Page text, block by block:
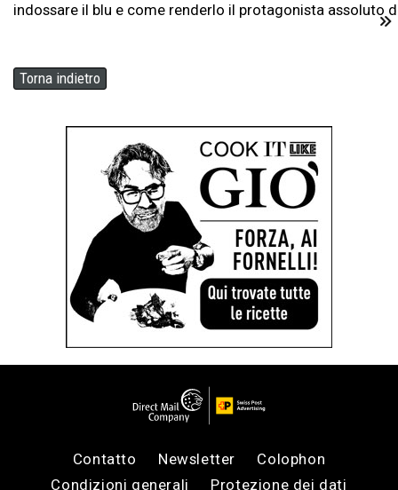
indossare il blu e come renderlo il protagonista assoluto
Torna indietro
Contatto Newsletter
Colophon
Condizioni generali
Protezione dei dati